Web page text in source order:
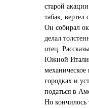
старой
табак, вертел
Он собирал
делал
отец.
Южной
городках и
податься в
Но кончилось